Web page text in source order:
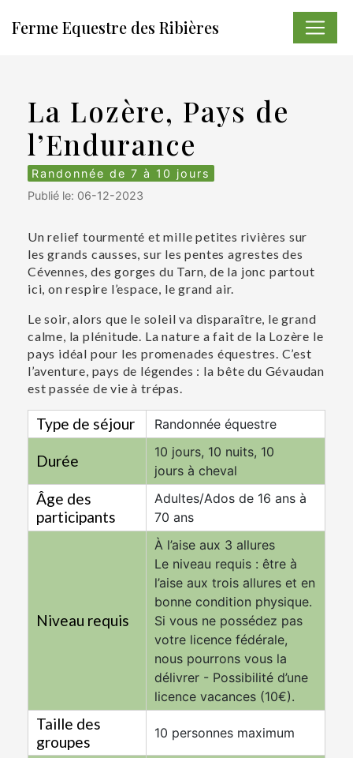
Ferme Equestre des Ribières
La Lozère, Pays de
l’Endurance
Randonnée de 7 à 10 jours
Publié le: 06-12-2023
Un relief tourmenté et mille petites rivières sur
les grands causses, sur les pentes agrestes des
Cévennes, des gorges du Tarn, de la jonc partout
ici, on respire l’espace, le grand air.
Le soir, alors que le soleil va disparaître, le grand
calme, la plénitude. La nature a fait de la Lozère le
pays idéal pour les promenades équestres. C’est
l’aventure, pays de légendes : la bête du Gévaudan
est passée de vie à trépas.
Type de séjour Randonnée équestre
Durée
10 jours, 10 nuits, 10
jours à cheval
Âge des
participants
Adultes/Ados de 16 ans à
70 ans
Niveau requis
À l’aise aux 3 allures
Le niveau requis : être à
l’aise aux trois allures et en
bonne condition physique.
Si vous ne possédez pas
votre licence fédérale,
nous pourrons vous la
délivrer - Possibilité d’une
licence vacances (10€).
Taille des
groupes
10 personnes maximum